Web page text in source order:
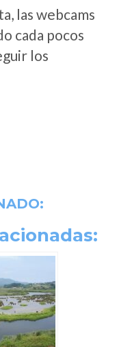
las webcams
cada pocos
los